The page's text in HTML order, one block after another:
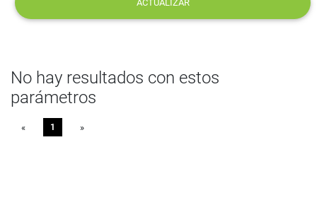
ACTUALIZAR
No hay resultados con estos
parámetros
« Previous
1 »